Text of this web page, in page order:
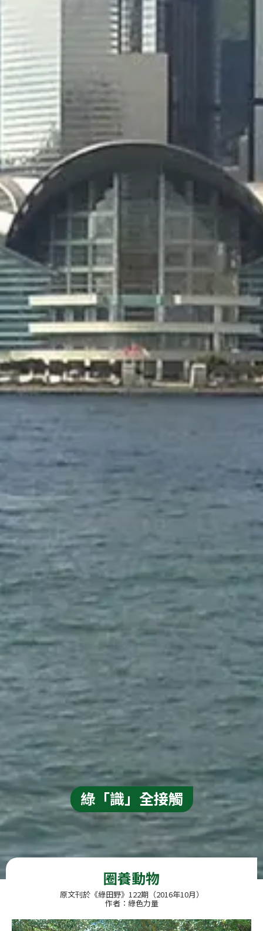
綠「識」全接觸
圈養動物
原文刊於《綠田野》122期（2016年10月）
作者：綠色力量